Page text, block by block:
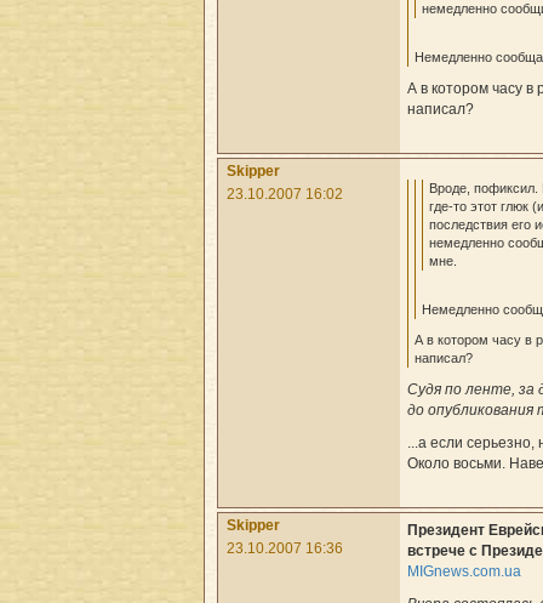
немедленно
Немедленно
А в котором часу в
написал?
Skipper
23.10.2007 16:02
Вроде,
где-то этот глюк
последствия его
немедленно
мне.
Немедленно
А в котором часу в
написал?
Cудя по ленте, за
до опубликования
...а если
Около восьми.
Skipper
23.10.2007 16:36
Президент
встрече с
MIGnews.com.ua